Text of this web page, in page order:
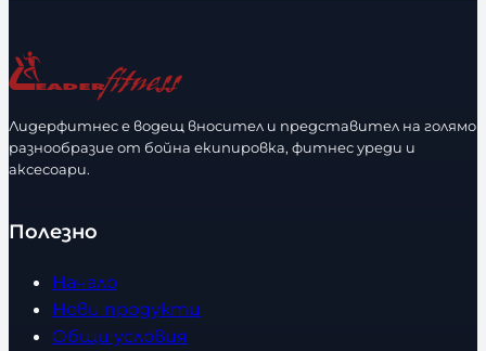
Лидерфитнес е водещ вносител и представител на голямо
разнообразие от бойна екипировка, фитнес уреди и
аксесоари.
Полезно
Начало
Нови продукти
Общи условия